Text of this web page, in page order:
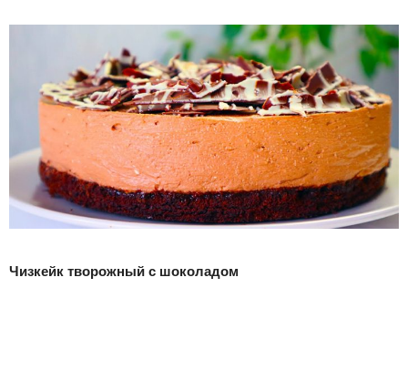
Чизкейк творожный с шоколадом